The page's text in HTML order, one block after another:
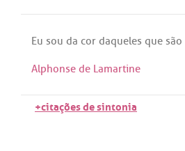
Eu sou da cor daqueles que são
Alphonse de Lamartine
+citações de sintonia